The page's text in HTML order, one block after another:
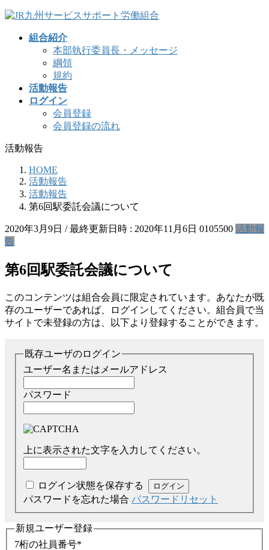
コ
ナ
組合紹介
本部執行委員長・メッセージ
綱領
規約
活動報告
ログイン
会員登録
会員登録の流れ
活動報告
HOME
活動報告
活動報告
第6回駅委託会議について
2020年3月9日 / 最終更新日時 : 2020年11月6日 0105500 活動報
告
第6回駅委託会議について
このコンテンツは組合会員に限定されています。あなたが既
存のユーザーであれば、ログインしてください。組合員で当
サイトで未登録の方は、以下より登録することができます。
既存ユーザのログイン
ユーザー名またはメールアドレス
パスワード
上に表示された文字を入力してください。
ログイン状態を保存する
パスワードを忘れた場合 パスワードリセット
新規ユーザー登録
7桁の社員番号*